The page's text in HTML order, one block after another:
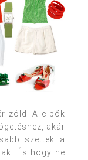
zöld. A cipők
akár
szettek a
És hogy ne